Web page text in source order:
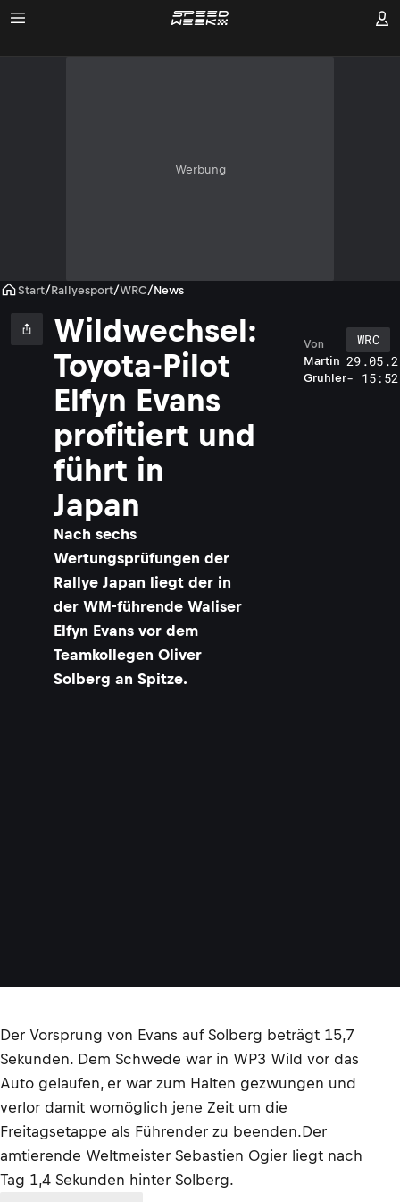
Werbung
Start/Rallyesport/WRC/News
Wildwechsel:
Toyota-Pilot
Elfyn Evans
profitiert und
führt in
Japan
Nach sechs
Wertungsprüfungen der
Rallye Japan liegt der in
der WM-führende Waliser
Elfyn Evans vor dem
Teamkollegen Oliver
Solberg an Spitze.
Martin
Gruhler
Von
WRC
- 15:52
Der Vorsprung von Evans auf Solberg beträgt 15,7
Sekunden. Dem Schwede war in WP3 Wild vor das
Auto gelaufen, er war zum Halten gezwungen und
verlor damit womöglich jene Zeit um die
Freitagsetappe als Führender zu beenden.Der
amtierende Weltmeister Sebastien Ogier liegt nach
Tag 1,4 Sekunden hinter Solberg.